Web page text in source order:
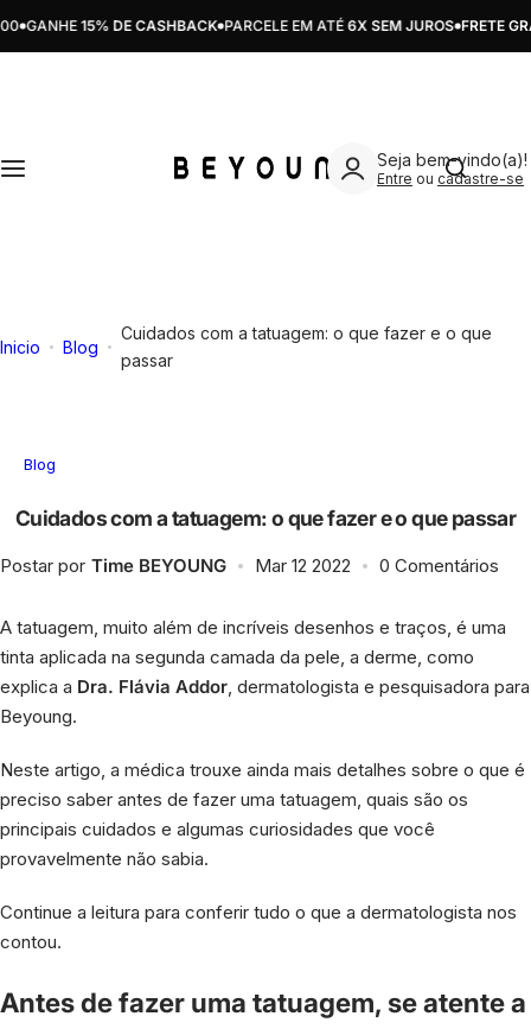
GANHE15% DE CASHBACK PARCELE EM ATÉ6X SEM JUROS FRETE
Estou
Seja bem-vindo(a)!
Entre ou cadastre-se
SKINCARE
Ver todos
MAKE
Ver todos
ATIVOS
Água de Maçã
Cafeína
Esqualano
Niacinamida
Vitamina E
Ver todos
CUIDADOS
Hiperpigmentação
Rugas/Linhas de expressão
KITS
Inicio Blog
Cuidados com a tatuagem: o que fazer e o que
passar
Blog
Cuidados com a tatuagem: o que fazer e o que passar
Postar por Time BEYOUNG Mar 12 2022 0 Comentários
A tatuagem, muito além de incríveis desenhos e traços, é uma
tinta aplicada na segunda camada da pele, a derme, como
explica a Dra. Flávia Addor, dermatologista e pesquisadora para
Beyoung.
Neste artigo, a médica trouxe ainda mais detalhes sobre o que é
preciso saber antes de fazer uma tatuagem, quais são os
principais cuidados e algumas curiosidades que você
provavelmente não sabia.
Continue a leitura para conferir tudo o que a dermatologista nos
contou.
Antes de fazer uma tatuagem, se atente a
Pular para o conteúdo